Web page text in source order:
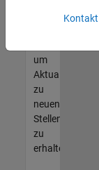
unseres
um
zu
neuen
zu
erhalten.